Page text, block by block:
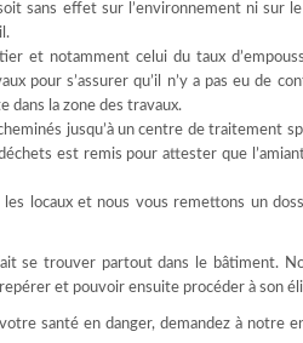
sans effet sur l’environnement ni sur
et notamment celui du taux
pour s’assurer qu’il n’y a pas eu de
dans la zone des travaux.
jusqu’à un centre de traitement
est remis pour attester que
locaux et nous vous remettons un
se trouver partout dans le bâtiment.
et pouvoir ensuite procéder à son
santé en danger, demandez à notre